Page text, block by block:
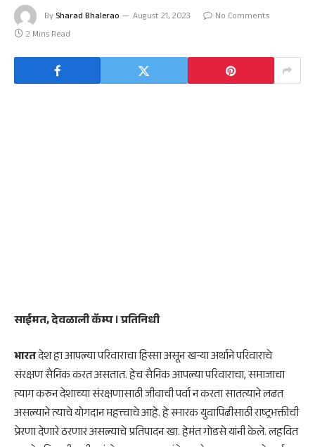
By Sharad Bhalerao August 21, 2023
No Comments
2 Mins Read
साईमत, देवळाली कॅम्प । प्रतिनिधी
भारतदेश हा आपल्या परिवाराचा हिस्सा असून खऱ्या अर्थाने परिवाराचे
संरक्षण सैनिक करत असतात. हेच सैनिक आपल्या परिवाराचा, समाजाचा
त्याग करुन देशाच्या संरक्षणासाठी जीवाची पर्वा न करता सातत्याने लढत
असल्याने त्याचे योगदान महत्त्वाचे आहे. हे स्मारक युवापिढीसाठी राष्ट्रभक्तीची
प्रेरणा देणारे ठरणार असल्याचे प्रतिपादन खा. हेमंत गोडसे यांनी केले. लहवित